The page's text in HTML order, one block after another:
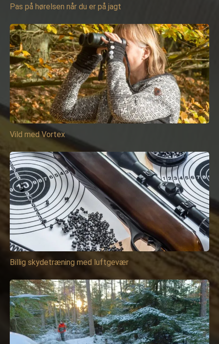
Pas på hørelsen når du er på jagt
Vild med Vortex
Billig skydetræning med luftgevær